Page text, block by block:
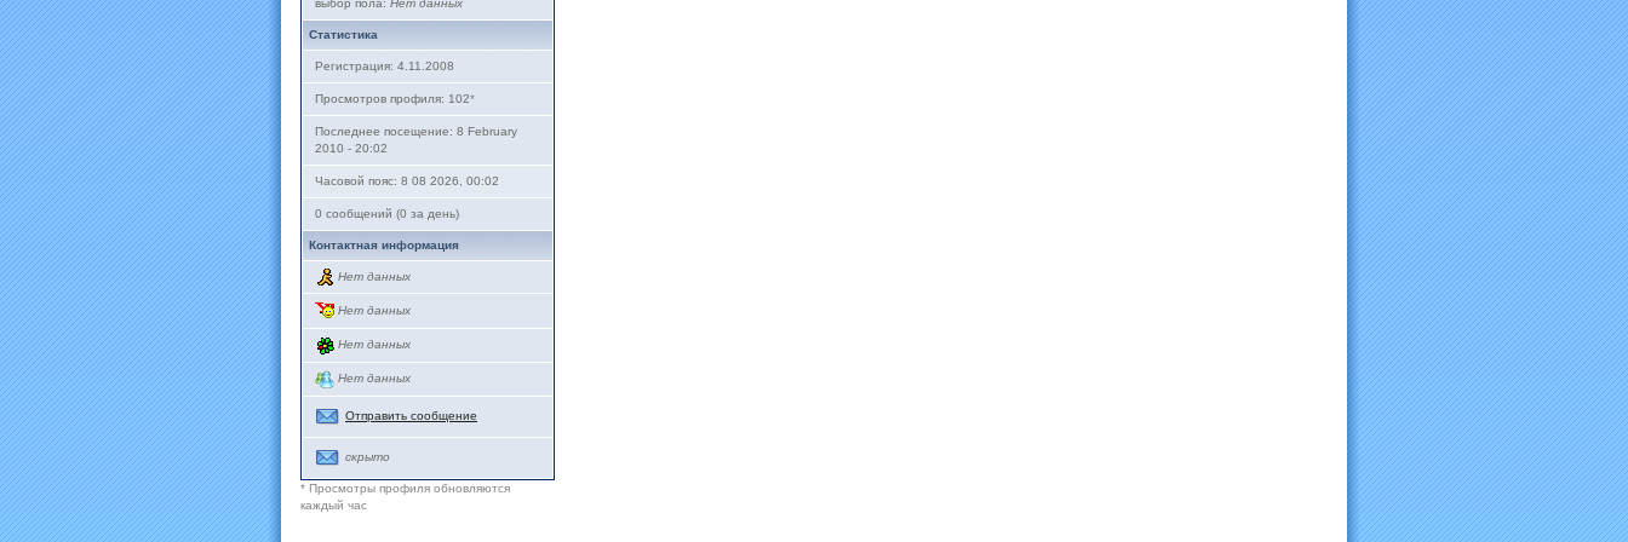
выбор пола: Нет данных
Статистика
Регистрация: 4.11.2008
Просмотров профиля: 102*
Последнее посещение: 8 February
2010 - 20:02
Часовой пояс: 8 08 2026, 00:02
0 сообщений (0 за день)
Контактная информация
Нет данных
Нет данных
Нет данных
Нет данных
Отправить сообщение
скрыто
* Просмотры профиля обновляются
каждый час